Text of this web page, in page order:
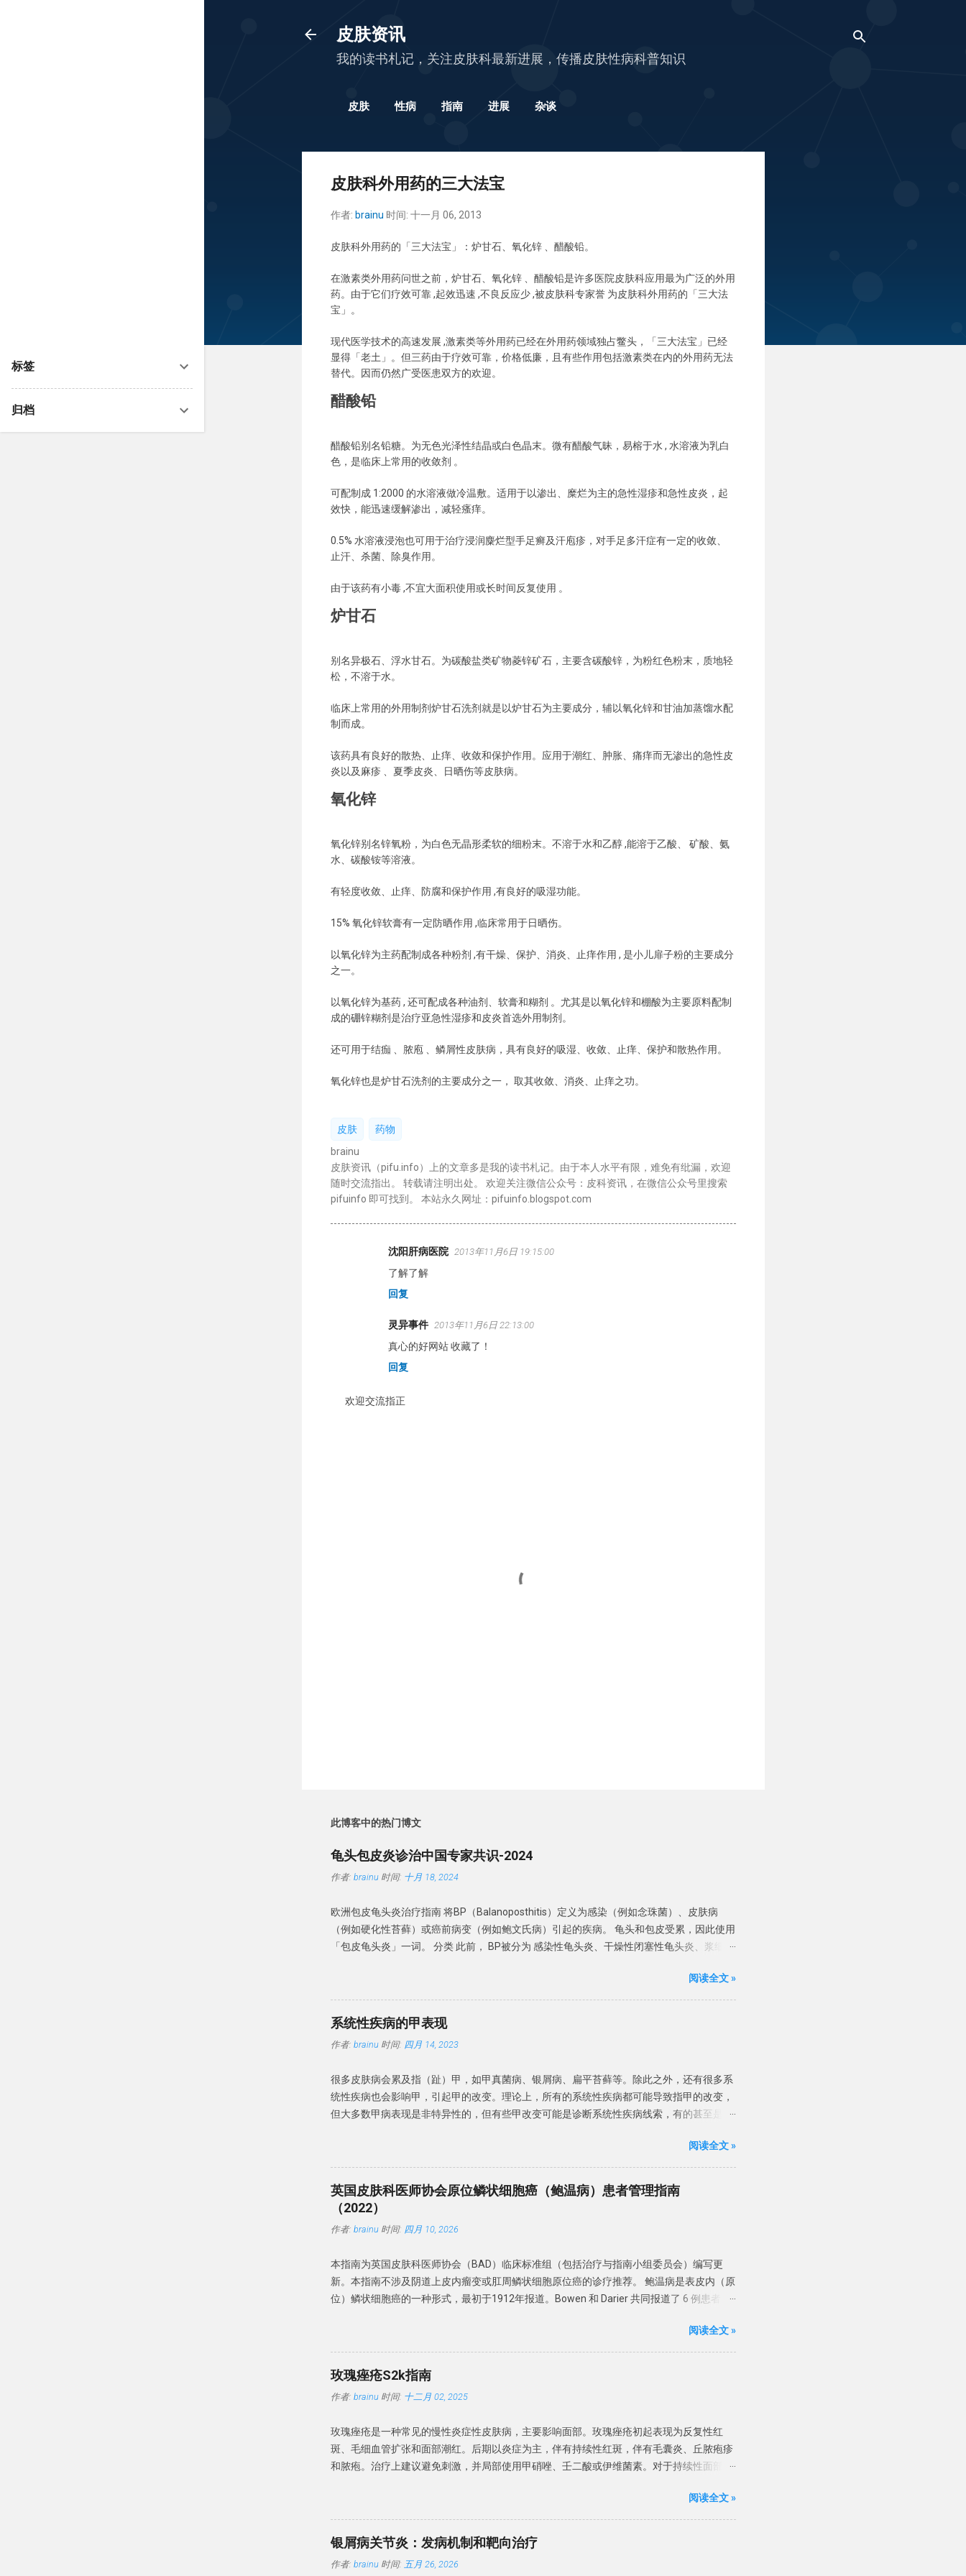
皮肤资讯
我的读书札记，关注皮肤科最新进展，传播皮肤性病科普知识
皮肤 性病 指南 进展 杂谈
皮肤科外用药的三大法宝
作者: brainu 时间: 十一月 06, 2013
皮肤科外用药的「三大法宝」：炉甘石、氧化锌 、醋酸铅。
在激素类外用药问世之前，炉甘石、氧化锌 、醋酸铅是许多医院皮肤科应用最为广泛的外用
药。由于它们疗效可靠 ,起效迅速 ,不良反应少 ,被皮肤科专家誉 为皮肤科外用药的「三大法
宝」。
现代医学技术的高速发展 ,激素类等外用药已经在外用药领域独占鳖头，「三大法宝」已经
显得「老土」。但三药由于疗效可靠，价格低廉，且有些作用包括激素类在内的外用药无法
替代。因而仍然广受医患双方的欢迎。
醋酸铅
醋酸铅别名铅糖。为无色光泽性结晶或白色晶末。微有醋酸气昧，易榕于水 , 水溶液为乳白
色，是临床上常用的收敛剂 。
可配制成 1:2000 的水溶液做冷温敷。适用于以渗出、糜烂为主的急性湿疹和急性皮炎，起
效快，能迅速缓解渗出，减轻瘙痒。
0.5% 水溶液浸泡也可用于治疗浸润麋烂型手足癣及汗庖疹，对手足多汗症有一定的收敛、
止汗、杀菌、除臭作用。
由于该药有小毒 ,不宜大面积使用或长时间反复使用 。
炉甘石
别名异极石、浮水甘石。为碳酸盐类矿物菱锌矿石，主要含碳酸锌，为粉红色粉末，质地轻
松，不溶于水。
临床上常用的外用制剂炉甘石洗剂就是以炉甘石为主要成分，辅以氧化锌和甘油加蒸馏水配
制而成。
该药具有良好的散热、止痒、收敛和保护作用。应用于潮红、肿胀、痛痒而无渗出的急性皮
炎以及麻疹 、夏季皮炎、日晒伤等皮肤病。
氧化锌
氧化锌别名锌氧粉，为白色无晶形柔软的细粉末。不溶于水和乙醇 ,能溶于乙酸、 矿酸、氨
水、碳酸铵等溶液。
有轻度收敛、止痒、防腐和保护作用 ,有良好的吸湿功能。
15% 氧化锌软膏有一定防晒作用 ,临床常用于日晒伤。
以氧化锌为主药配制成各种粉剂 ,有干燥、保护、消炎、止痒作用 , 是小儿扉子粉的主要成分
之一。
以氧化锌为基药 , 还可配成各种油剂、软膏和糊剂 。尤其是以氧化锌和棚酸为主要原料配制
成的硼锌糊剂是治疗亚急性湿疹和皮炎首选外用制剂。
还可用于结痂 、脓庖 、鳞屑性皮肤病，具有良好的吸湿、收敛、止痒、保护和散热作用。
氧化锌也是炉甘石洗剂的主要成分之一， 取其收敛、消炎、止痒之功。
皮肤
药物
brainu
皮肤资讯（pifu.info）上的文章多是我的读书札记。由于本人水平有限，难免有纰漏，欢迎
随时交流指出。 转载请注明出处。 欢迎关注微信公众号：皮科资讯，在微信公众号里搜索
pifuinfo 即可找到。 本站永久网址：pifuinfo.blogspot.com
沈阳肝病医院 2013年11月6日 19:15:00
了解了解
回复
灵异事件 2013年11月6日 22:13:00
真心的好网站 收藏了！
回复
欢迎交流指正
此博客中的热门博文
龟头包皮炎诊治中国专家共识-2024
作者: brainu 时间: 十月 18, 2024
欧洲包皮龟头炎治疗指南 将BP（Balanoposthitis）定义为感染（例如念珠菌）、皮肤病
（例如硬化性苔藓）或癌前病变（例如鲍文氏病）引起的疾病。 龟头和包皮受累，因此使用
「包皮龟头炎」一词。 分类 此前， BP被分为 感染性龟头炎、干燥性闭塞性龟头炎、浆细胞
还涉及非感染性炎症性疾病，为了强调考虑非感染性原因的重要性。 建议： 中国专家建议
将包皮龟头炎为感染性和非感染性两类。感染性 BP 是由真菌和细菌等病原体引起的，非感
染性 BP 是无明显感染因素引起的BP。 微生物感染 一项包含 478 名 BP 队列研究发现，念珠
菌定植率为 26.2%，念珠菌性龟头炎患病率为 18%。 BP 患者中涉及了马拉色菌、金黄色葡
萄球菌、白色念珠菌和链球菌等细菌。在 BP 病例中还观察到革兰氏阳性球菌、真菌和支原
微生物感染很常见，常见的微生物有革兰氏阳性球菌（金黄色葡萄球菌、B 族链球菌、链球
菌和沃氏链球菌）和真菌（白色念珠菌和马拉色菌）。偶有生殖支原体和厌氧菌感染。 与性
行为的关系 建议：BP 虽不是性传播疾病（STD），但可以通过性接触传播，其中念珠菌感
和加重因素 糖尿病是包皮龟头炎的风险因素。包皮环切术可以预防 BP。抗生素过度使用、
免疫抑制剂和糖皮质激素会增加机会性感染和 BP 风险。 建议：BP 危险因素有糖尿病、包
皮过长和免疫缺陷。常伴念珠菌感染。卫生条件差、过度清洁和使用刺激物可能会导
致 BP 发病率增加。 诊断标准 英国指南建议 对持续性或不确定性龟头炎进行活检。活检对
于排除癌前病变也至关重要。 有时需行细菌培养确定感染菌。 建议：BP 诊断依赖于临床表
银屑病、增殖性红斑和浆细胞龟头炎，皮肤 CT 可区分 BP 与银屑病、硬化性苔藓和其他常
见的炎性龟头炎。对于临床特征不明确、疗效不佳或怀疑肿瘤的情况，强烈建议进行组织病
理学检查。镜检和培养可有...
阅读全文 »
系统性疾病的甲表现
作者: brainu 时间: 四月 14, 2023
很多皮肤病会累及指（趾）甲，如甲真菌病、银屑病、扁平苔藓等。除此之外，还有很多系
统性疾病也会影响甲，引起甲的改变。理论上，所有的系统性疾病都可能导致指甲的改变，
但大多数甲病表现是非特异性的，但有些甲改变可能是诊断系统性疾病线索，有的甚至是很
板、甲周、甲床等发生的形态学改变。 博氏线 博氏线（Beau's lines）是甲板的横向浅沟。
可累及整个指甲的宽度或部分宽度。拇指和踇趾更为明显。 博氏线反映了甲母质的暂时性损
伤 ，角质细胞的有丝分裂活动减少。 凹陷的深度与甲床损伤的严重程度有关 。 图片来源于
dermnetnz.org 博氏线首先发生于近心端，随着指甲生长而向远端移动。平均而言，手指甲
和脚趾甲的生长速度分别为每月 2-3 毫米和 1 毫米，博氏线发生在病后4至11周， 因此其博
氏线与甲根的距离可推算疾病发生的时间。 博氏线有很多原因，最常见的是药物，尤其是化
导致。博氏线与下列系统性疾病有关，常见原因如表1。 表 1 ： 可引起博氏线的系统性疾病
高热 病毒性疾病： 如手足口病、 麻疹、腮腺炎等 心血管疾病：如 冠状动脉血栓形成 严重
肝、肺、内分泌疾病 营养不良 或 缺乏 高血压或缺氧 药物（抗寄生虫药物、化疗药物等） 甲
通常呈现白色。 甲分离是如果存在外源性色素，则指甲可能呈现黄色（真菌和渗出物）至绿
黑色（绿脓菌素）。 甲分离可分为原发性（特发性）和继发性。原发性的甲分离多与过度修
甲、频繁接触洗涤剂有关。 继发性的最常原因是银屑病和甲真菌病。甲分离也与多种因素有
关，如甲状腺疾病（甲状腺功能减退症和甲状腺功能亢进症），药物 – 尤其是紫杉醇等抗癌
并且也可能存在甲下出血。 甲状腺疾病患者的甲分离 继发于系统性疾病的甲分离 ，多与肺
癌、贫血、糖尿病、结缔组织病、卟啉病、贝壳甲综合征和外周血管性疾病。 甲状腺炎的指
甲呈波浪状向上弯曲，称为普拉默甲（Plummer's nails），常累及无名指和小指。 甲胬肉 ...
阅读全文 »
英国皮肤科医师协会原位鳞状细胞癌（鲍温病）患者管理指南
（2022）
作者: brainu 时间: 四月 10, 2026
本指南为英国皮肤科医师协会（BAD）临床标准组（包括治疗与指南小组委员会）编写更
新。本指南不涉及阴道上皮内瘤变或肛周鳞状细胞原位癌的诊疗推荐。 鲍温病是表皮内（原
位）鳞状细胞癌的一种形式，最初于1912年报道。Bowen 和 Darier 共同报道了 6 例患者，
并名为「增殖性红斑」。其组织学与 Bowen 和 Darier 描述的相同。 目前认为鲍温病等同于
非生殖器部位的原位鳞状细胞癌。为了减少人名命名，本文以原位鳞状细胞癌为术语，生殖
器病变增殖性红斑的治疗不在本指南中论述。 发病率 最新的数据来自荷兰，基于全国癌症
登记处计算了2017年的发病率。男性和女性的发病率分别为每10万人年68例和72例，随时
间呈统计学显著增加。2005年至2015年间，由皮肤科医生治疗的原位鳞状细胞癌患者数量
22.4例。 该病发病率高峰在70岁年龄段，大多数研究显示女性略多。大多数研究报告原位鳞
状细胞癌主要发生在日晒部位，近期研究提示最常见的部位是头颈部（29%-54%）。下肢在
女性中比男性更常受累。英国较早的研究显示，大多数患者（60%-85%）的原位鳞状细胞癌
下、甲周、掌跖和疣状原位鳞状细胞癌。生殖器和肛周部位存在变异型，分别称为「阴茎上
皮内瘤变」和「肛管上皮内瘤变」，各有其专科治疗路径。 病因 原位鳞状细胞癌的病因
有： 辐射：紫外线辐射（日光、医源性、日光浴床）、放射治疗。 致癌物：砷（病变可发
生于非日晒部位）。 免疫抑制：尤其是治疗性免疫抑制。 病毒：生殖器外原位鳞状细胞癌
阅读全文 »
玫瑰痤疮S2k指南
作者: brainu 时间: 十二月 02, 2025
玫瑰痤疮是一种常见的慢性炎症性皮肤病，主要影响面部。玫瑰痤疮初起表现为反复性红
斑、毛细血管扩张和面部潮红。后期以炎症为主，伴有持续性红斑，伴有毛囊炎、丘脓疱疹
和脓疱。治疗上建议避免刺激，并局部使用甲硝唑、壬二酸或伊维菌素。对于持续性面部红
议系统性治疗。首选药物是低剂量多西环素，也可以推荐低剂量异维 A 酸。眼部玫瑰痤疮局
部用环氯霉素眼药水、阿奇霉素、伊维菌素或甲硝唑。 酒渣鼻是一种常见的慢性炎症性疾
病，主要影响面部（尤其是脸颊和鼻子，偶尔也会影响额头和下巴），但也可能影响眼睑。
好发于 Fitzpatrick I 型和 II 型中年人群。 流行病学 关于玫瑰痤疮流行病学几乎没有可靠的数
据。英国研究发现患病率为 165/10万。玫瑰痤疮的患病率因研究而异。有荟萃会析发现患
阅读全文 »
银屑病关节炎：发病机制和靶向治疗
作者: brainu 时间: 五月 26, 2026
标签
归档